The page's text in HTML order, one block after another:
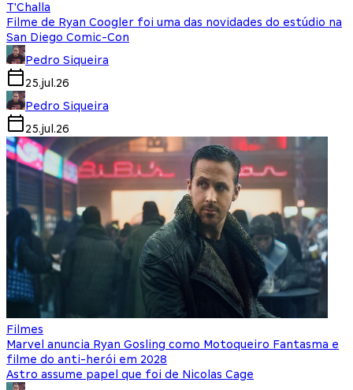
T'Challa
Filme de Ryan Coogler foi uma das novidades do estúdio na
San Diego Comic-Con
Pedro Siqueira
25.jul.26
Pedro Siqueira
25.jul.26
Filmes
Marvel anuncia Ryan Gosling como Motoqueiro Fantasma e
filme do anti-herói em 2028
Astro assume papel que foi de Nicolas Cage